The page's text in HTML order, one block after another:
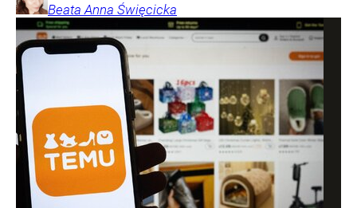
Beata Anna Święcicka